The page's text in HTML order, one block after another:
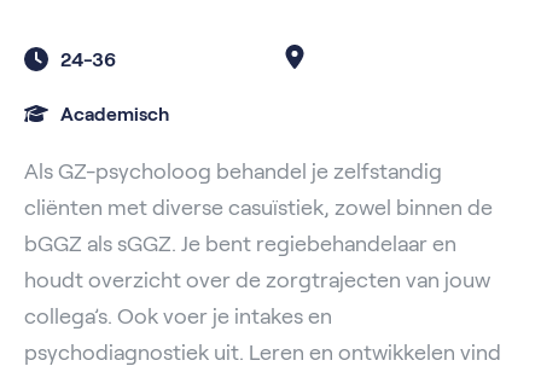
24-36
Academisch
Als GZ-psycholoog behandel je zelfstandig
cliënten met diverse casuïstiek, zowel binnen de
bGGZ als sGGZ. Je bent regiebehandelaar en
houdt overzicht over de zorgtrajecten van jouw
collega’s. Ook voer je intakes en
psychodiagnostiek uit. Leren en ontwikkelen vind